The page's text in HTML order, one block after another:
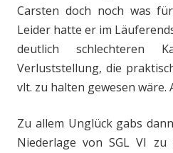
Carsten doch noch was
Leider hatte er im
deutlich schlechteren
Verluststellung, die
vlt. zu halten gewesen wäre.
Zu allem Unglück gabs
Niederlage von SGL VI